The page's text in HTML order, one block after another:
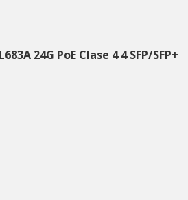
24G PoE Clase 4 4 SFP/SFP+